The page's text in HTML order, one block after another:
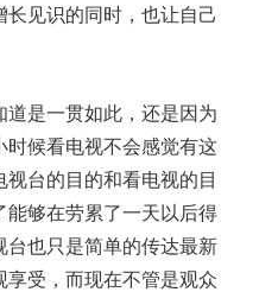
见识的同时，也让自己
是一贯如此，还是因为
时候看电视不会感觉有这
台的目的和看电视的目
能够在劳累了一天以后得
也只是简单的传达最新
受，而现在不管是观众